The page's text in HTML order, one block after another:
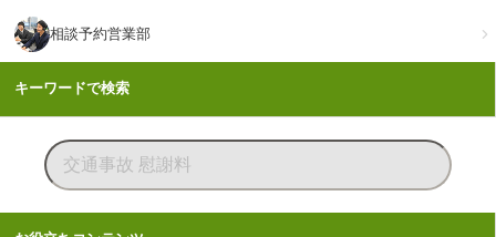
相談予約営業部
キーワードで検索